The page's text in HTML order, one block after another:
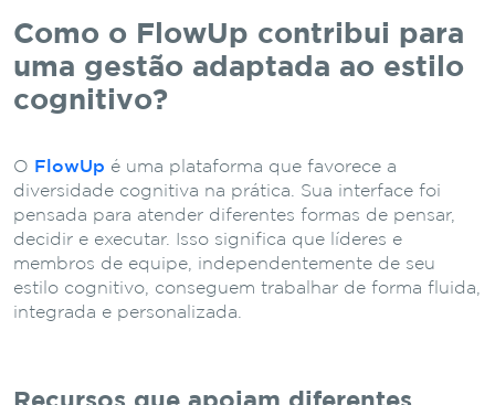
Como o FlowUp contribui para
uma gestão adaptada ao estilo
cognitivo?
O FlowUp é uma plataforma que favorece a
diversidade cognitiva na prática. Sua interface foi
pensada para atender diferentes formas de pensar,
decidir e executar. Isso significa que líderes e
membros de equipe, independentemente de seu
estilo cognitivo, conseguem trabalhar de forma fluida,
integrada e personalizada.